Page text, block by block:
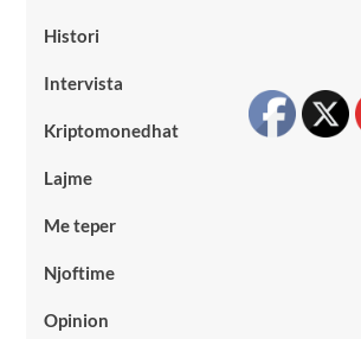
Histori
Intervista
Kriptomonedhat
Lajme
Me teper
Njoftime
Opinion